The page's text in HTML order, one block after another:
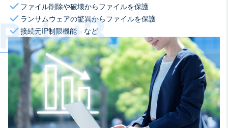
ファイル削除や破壊からファイルを保護
ランサムウェアの驚異からファイルを保護
接続元IP制限機能 など
3